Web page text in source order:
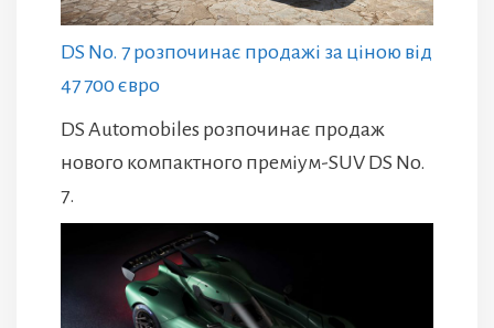
DS No. 7 розпочинає продажі за ціною від
47 700 євро
DS Automobiles розпочинає продаж
нового компактного преміум-SUV DS No.
7.